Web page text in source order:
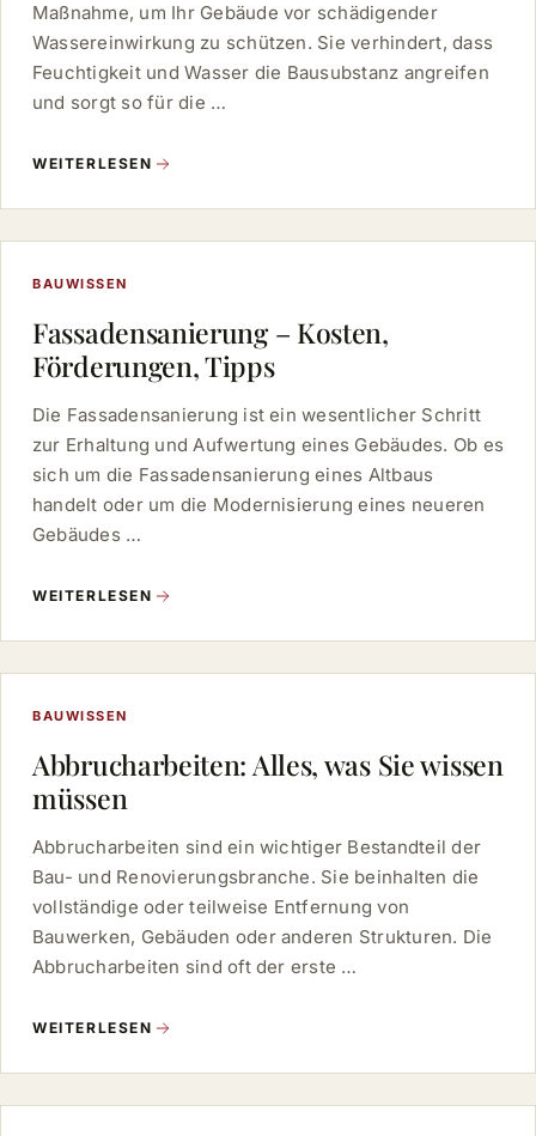
Maßnahme, um Ihr Gebäude vor schädigender
Wassereinwirkung zu schützen. Sie verhindert, dass
Feuchtigkeit und Wasser die Bausubstanz angreifen
und sorgt so für die …
WEITERLESEN
BAUWISSEN
Fassadensanierung – Kosten,
Förderungen, Tipps
Die Fassadensanierung ist ein wesentlicher Schritt
zur Erhaltung und Aufwertung eines Gebäudes. Ob es
sich um die Fassadensanierung eines Altbaus
handelt oder um die Modernisierung eines neueren
Gebäudes …
WEITERLESEN
BAUWISSEN
Abbrucharbeiten: Alles, was Sie wissen
müssen
Abbrucharbeiten sind ein wichtiger Bestandteil der
Bau- und Renovierungsbranche. Sie beinhalten die
vollständige oder teilweise Entfernung von
Bauwerken, Gebäuden oder anderen Strukturen. Die
Abbrucharbeiten sind oft der erste …
WEITERLESEN